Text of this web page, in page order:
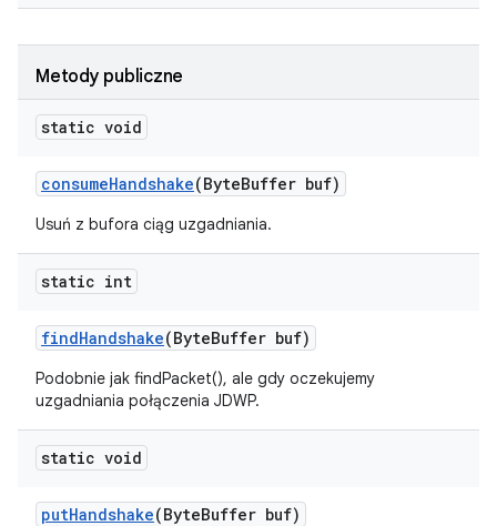
Metody publiczne
static void
consumeHandshake(ByteBuffer buf)
Usuń z bufora ciąg uzgadniania.
static int
findHandshake(ByteBuffer buf)
Podobnie jak findPacket(), ale gdy oczekujemy
uzgadniania połączenia JDWP.
static void
putHandshake(ByteBuffer buf)